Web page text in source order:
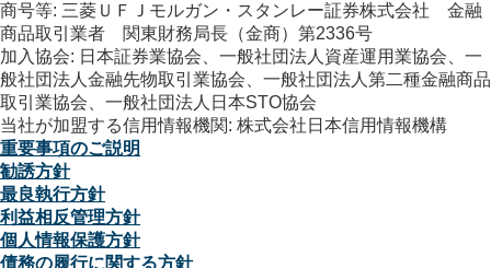
商号等: 三菱ＵＦＪモルガン・スタンレー証券株式会社 金融
商品取引業者 関東財務局長（金商）第2336号
加入協会: 日本証券業協会、一般社団法人資産運用業協会、一
般社団法人金融先物取引業協会、一般社団法人第二種金融商品
取引業協会、一般社団法人日本STO協会
当社が加盟する信用情報機関: 株式会社日本信用情報機構
重要事項のご説明
勧誘方針
最良執行方針
利益相反管理方針
個人情報保護方針
債務の履行に関する方針